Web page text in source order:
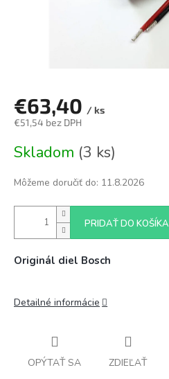
€63,40 / ks
€51,54 bez DPH
cena:
Skladom (3 ks)
Môžeme doručiť do: 11.8.2026
PRIDAŤ DO KOŠÍKA
Originál diel Bosch
Detailné informácie
OPÝTAŤ SA ZDIEĽAŤ